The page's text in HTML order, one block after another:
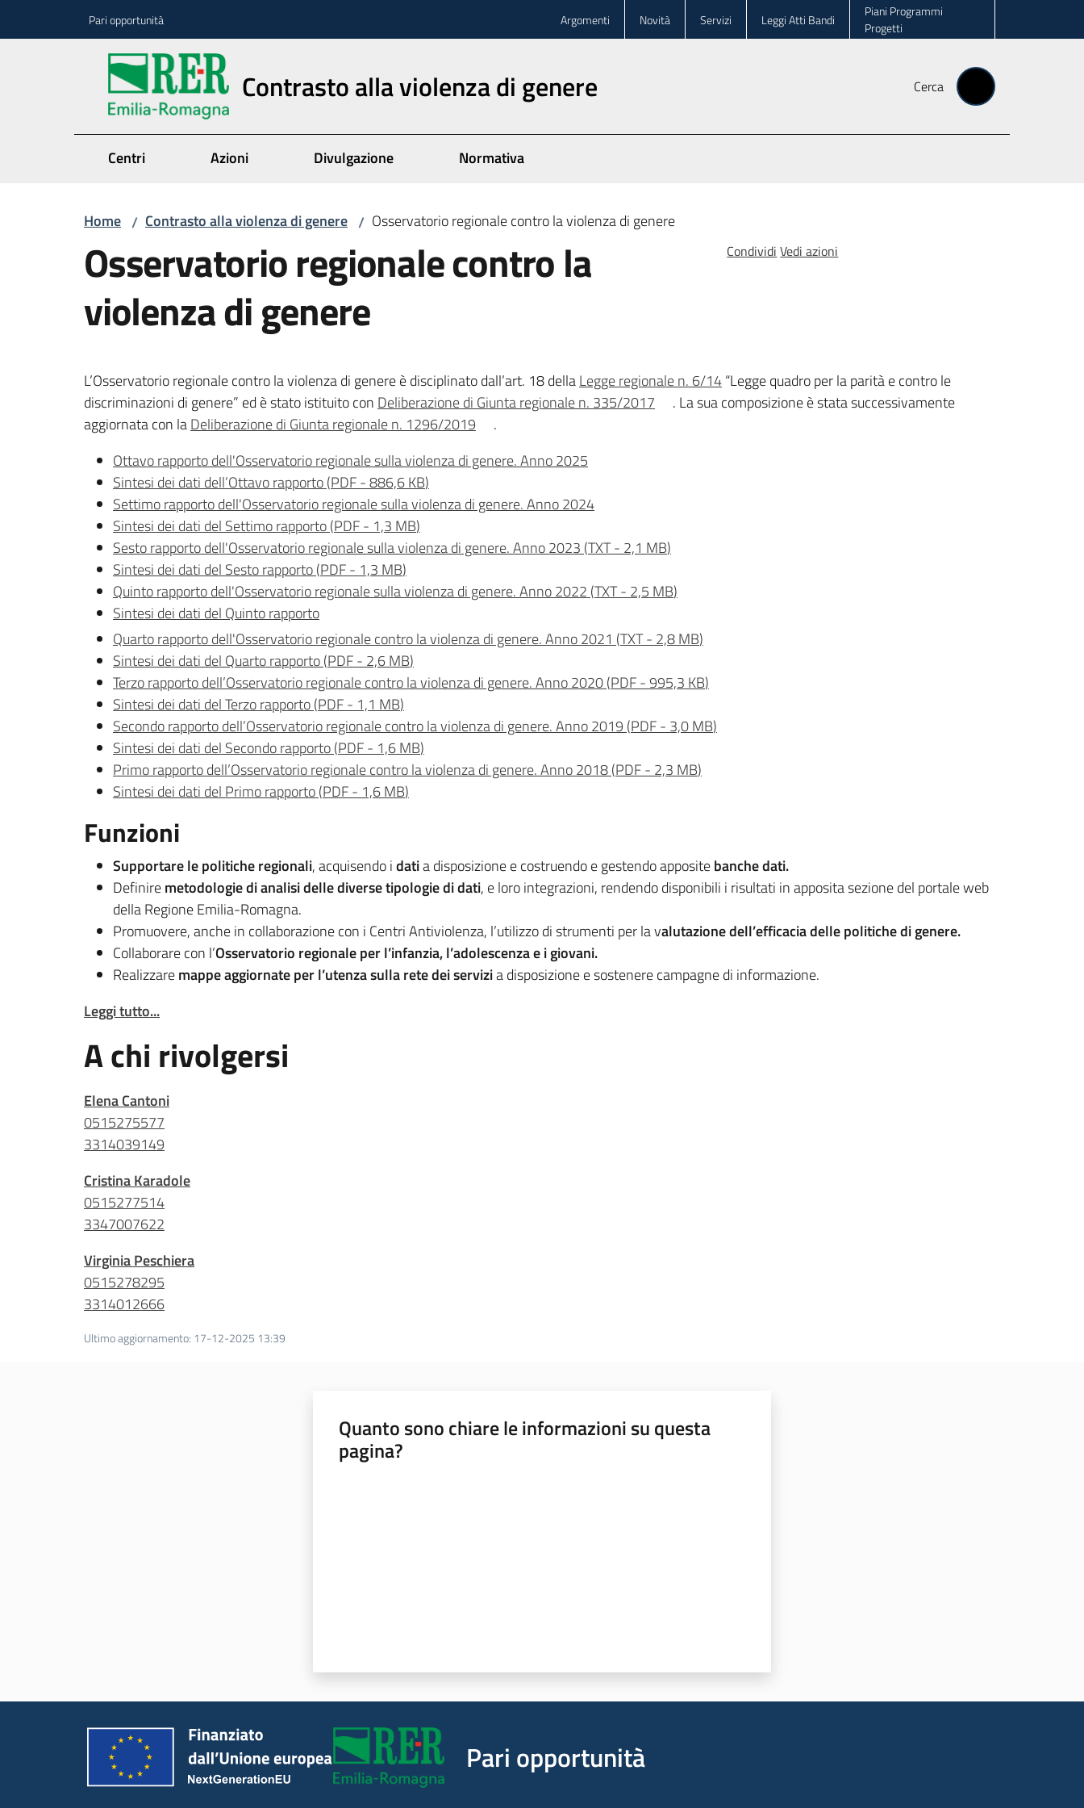
Pari opportunità Argomenti Novità Servizi Leggi Atti Bandi
Piani Programmi
Progetti
Contrasto alla violenza di genere Cerca
Centri Azioni Divulgazione Normativa
Home / Contrasto alla violenza di genere / Osservatorio regionale contro la violenza di genere
Osservatorio regionale contro la
violenza di genere
Condividi Vedi azioni
L’Osservatorio regionale contro la violenza di genere è disciplinato dall’art. 18 dellaLegge regionale n. 6/14“Legge quadro per la parità e contro le
discriminazioni di genere” ed è stato istituito con Deliberazione di Giunta regionale n. 335/2017
. La sua composizione è stata successivamente
aggiornata con laDeliberazione di Giunta regionale n. 1296/2019
.
Ottavo rapporto dell'Osservatorio regionale sulla violenza di genere. Anno 2025
Sintesi dei dati dell’Ottavo rapporto(PDF-886,6 KB)
Settimo rapporto dell'Osservatorio regionale sulla violenza di genere. Anno 2024
Sintesi dei dati del Settimo rapporto(PDF- 1,3 MB)
Sesto rapporto dell'Osservatorio regionale sulla violenza di genere. Anno 2023 (TXT- 2,1 MB)
Sintesi dei dati del Sesto rapporto(PDF- 1,3 MB)
Quinto rapporto dell'Osservatorio regionale sulla violenza di genere. Anno 2022 (TXT- 2,5 MB)
Sintesi dei dati del Quinto rapporto
Quarto rapporto dell'Osservatorio regionale contro la violenza di genere. Anno 2021 (TXT- 2,8 MB)
Sintesi dei dati del Quarto rapporto(PDF- 2,6 MB)
Terzo rapporto dell’Osservatorio regionale contro la violenza di genere. Anno 2020(PDF-995,3 KB)
Sintesi dei dati del Terzo rapporto(PDF- 1,1 MB)
Secondo rapporto dell’Osservatorio regionale contro la violenza di genere. Anno 2019 (PDF- 3,0 MB)
Sintesi dei dati del Secondo rapporto(PDF- 1,6 MB)
Primo rapporto dell’Osservatorio regionale contro la violenza di genere. Anno 2018(PDF- 2,3 MB)
Sintesi dei dati del Primo rapporto(PDF- 1,6 MB)
Funzioni
Supportare le politiche regionali, acquisendo idatia disposizione e costruendo e gestendo appositebanche dati.
Definiremetodologie di analisi delle diverse tipologie di dati, e loro integrazioni, rendendo disponibili i risultati in apposita sezione del portale web
della Regione Emilia-Romagna.
Promuovere, anche in collaborazione con i Centri Antiviolenza, l’utilizzo di strumenti per la valutazione dell’efficacia delle politiche di genere.
Collaborare con l’Osservatorio regionale per l’infanzia, l’adolescenza e i giovani.
Realizzaremappe aggiornate per l’utenza sulla rete dei servizia disposizione e sostenere campagne di informazione.
Leggi tutto...
A chi rivolgersi
Elena Cantoni
0515275577
3314039149
Cristina Karadole
0515277514
3347007622
Virginia Peschiera
0515278295
3314012666
Ultimo aggiornamento: 17-12-2025 13:39
Quanto sono chiare le informazioni su questa
pagina?
Pari opportunità